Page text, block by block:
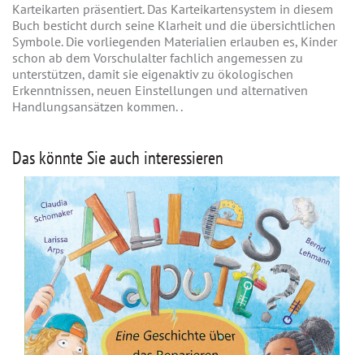
Karteikarten präsentiert. Das Karteikartensystem in diesem
Buch besticht durch seine Klarheit und die übersichtlichen
Symbole. Die vorliegenden Materialien erlauben es, Kinder
schon ab dem Vorschulalter fachlich angemessen zu
unterstützen, damit sie eigenaktiv zu ökologischen
Erkenntnissen, neuen Einstellungen und alternativen
Handlungsansätzen kommen. .
Das könnte Sie auch interessieren